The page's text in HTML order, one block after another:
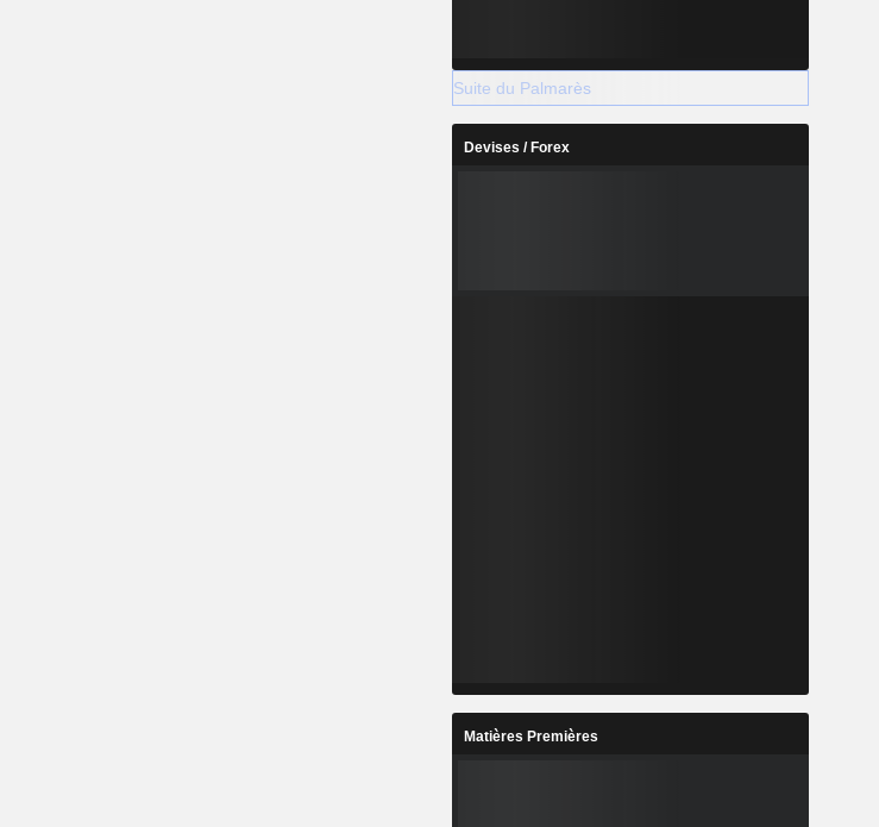
Suite du Palmarès
Devises / Forex
Matières Premières